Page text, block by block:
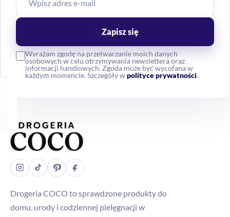
Wyrażam zgodę na przetwarzanie moich danych
osobowych w celu otrzymywania newslettera oraz
informacji handlowych. Zgoda może być wycofana w
każdym momencie. Szczegóły wpolityce prywatności.
Zapisz się
Drogeria COCO to sprawdzone produkty do
domu, urody i codziennej pielęgnacji w